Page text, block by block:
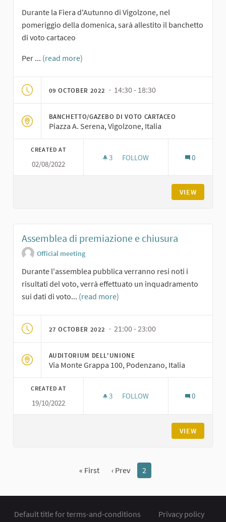
Durante la Fiera d'Autunno di Vigolzone, nel
pomeriggio della domenica, sarà allestito il banchetto
di voto cartaceo
Per ... (read more)
09 OCTOBER 2022 · 14:30 - 18:30
BANCHETTO/GAZEBO DI VOTO CARTACEO
Piazza A. Serena, Vigolzone, Italia
CREATED AT
02/08/2022
3 3 FOLLOWERS
FOLLOW 0
VIEW
Assemblea di premiazione e chiusura
Official meeting
Durante l'assemblea pubblica verranno resi noti i
risultati del voto, verrà effettuato un inquadramento
sui dati di voto... (read more)
27 OCTOBER 2022 · 21:00 - 23:00
AUDITORIUM DELL'UNIONE
Via Monte Grappa 100, Podenzano, Italia
CREATED AT
19/10/2022
3 3 FOLLOWERS
FOLLOW 0
VIEW
« First ‹ Prev 2
Default title for terms-and-conditions
Privacy policy